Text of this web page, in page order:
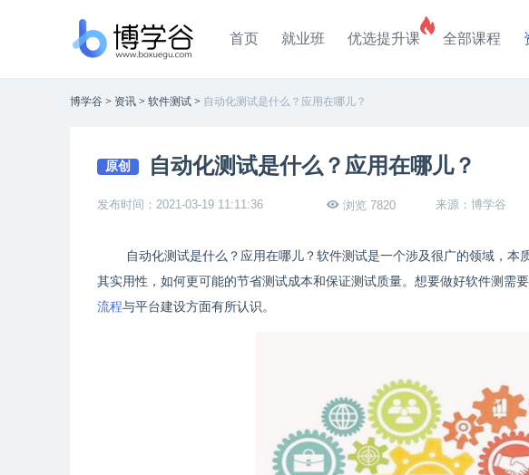
首页 就业班 优选提升课 全部课程
博学谷 > 资讯 > 软件测试 > 自动化测试是什么？应用在哪儿？
原创 自动化测试是什么？应用在哪儿？
发布时间：2021-03-19 11:11:36 浏览 7820 来源：博学谷
自动化测试是什么？应用在哪儿？软件测试是一个涉及很广的领域，
其实用性，如何更可能的节省测试成本和保证测试质量。想要做好软件测需
流程与平台建设方面有所认识。